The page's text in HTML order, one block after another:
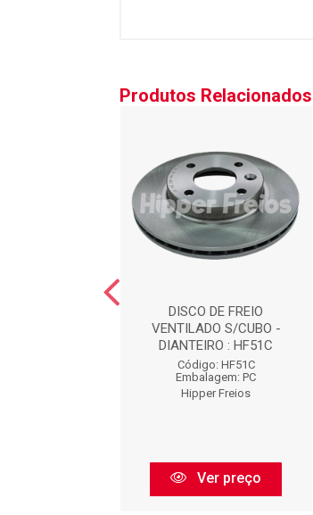
Produtos Relacionados
DISCO DE FREIO
VENTILADO S/CUBO -
DIANTEIRO : HF51C
Código: HF51C
Embalagem: PC
Hipper Freios
Ver preço